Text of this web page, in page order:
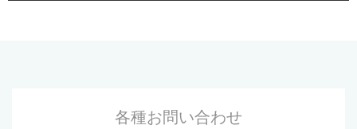
各種お問い合わせ